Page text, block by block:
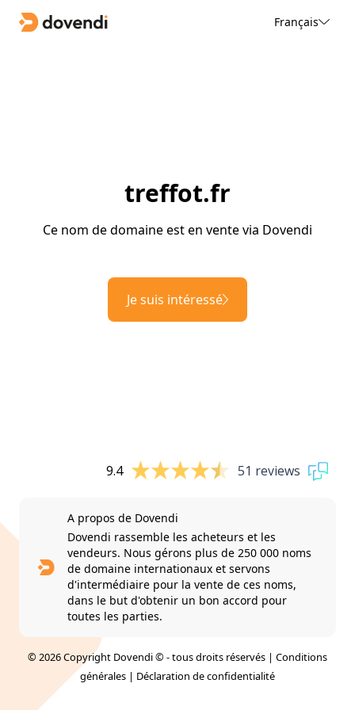
Français
treffot.fr
Ce nom de domaine est en vente via Dovendi
Je suis intéressé
9.4 51 reviews
A propos de Dovendi
Dovendi rassemble les acheteurs et les
vendeurs. Nous gérons plus de 250 000 noms
de domaine internationaux et servons
d'intermédiaire pour la vente de ces noms,
dans le but d'obtenir un bon accord pour
toutes les parties.
© 2026 Copyright Dovendi © - tous droits réservés | Conditions
générales | Déclaration de confidentialité